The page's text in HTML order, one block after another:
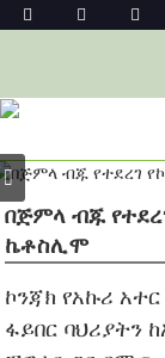
በጅምላ ብጁ
ኬቶስሊሞ
ኮንጃክ የአኩሪ
ፋይበር ባህሪያትን